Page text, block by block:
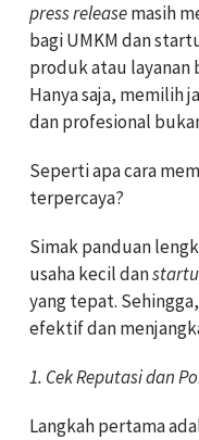
press releasemasih
bagi UMKM dan
produk atau layanan
Hanya saja, memilih
dan profesional
Seperti apa cara
terpercaya?
Simak panduan
usaha kecil dan
yang tepat.
efektif dan
1. Cek Reputasi dan
Langkah pertama